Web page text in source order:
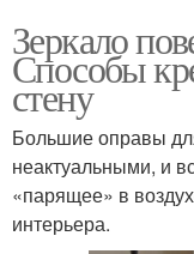
Зеркало
Способы
стену
Большие оправы
неактуальными, и
«парящее» в
интерьера.